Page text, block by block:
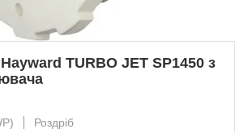
TURBO JET SP1450 з
Роздріб